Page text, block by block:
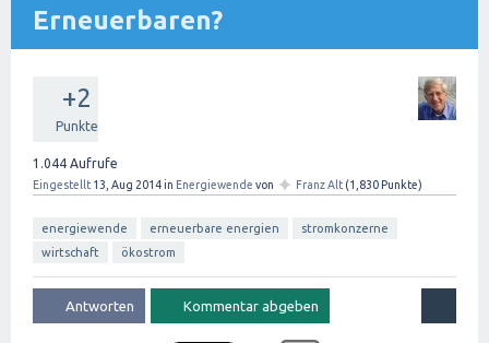
Erneuerbaren?
+2
Punkte
1.044 Aufrufe
Eingestellt 13, Aug 2014in Energiewende von ✦ Franz Alt (1,830 Punkte)
energiewende erneuerbare energien
stromkonzerne
wirtschaft
ökostrom